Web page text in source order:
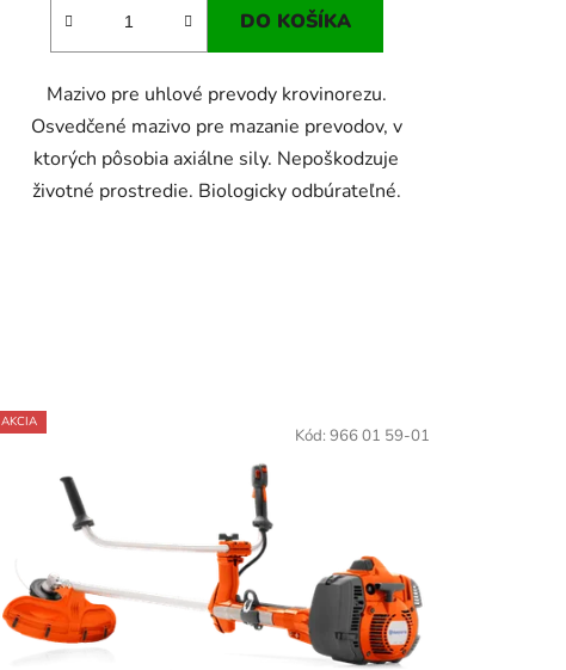
DO KOŠÍKA
Mazivo pre uhlové prevody krovinorezu.
Osvedčené mazivo pre mazanie prevodov, v
ktorých pôsobia axiálne sily. Nepoškodzuje
životné prostredie. Biologicky odbúrateľné.
AKCIA
Kód: 966 01 59-01